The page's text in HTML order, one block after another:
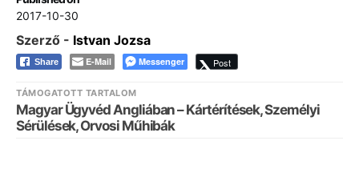
2017-10-30
Szerző - Istvan Jozsa
Share E-Mail Messenger Post
TÁMOGATOTT TARTALOM
Magyar Ügyvéd Angliában – Kártérítések, Személyi
Sérülések, Orvosi Műhibák